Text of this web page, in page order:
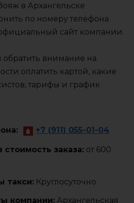
в Архангельске
по номеру телефона
сайт компании.
внимание на
оплатить картой, какие
тарифы и график
+7 (911) 055-01-04
заказа: от 600
такси: Круглосуточно
компании: Архангельская